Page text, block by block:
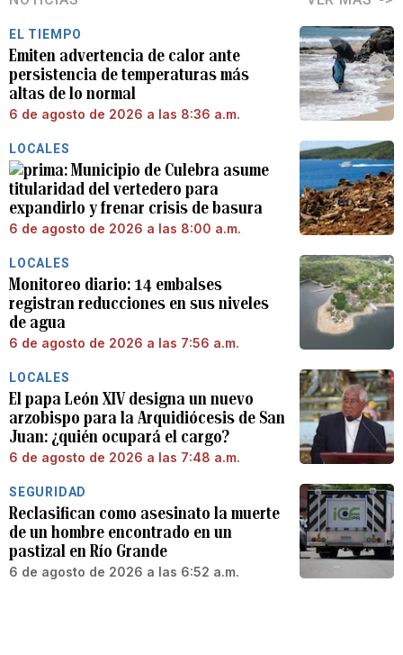
EL TIEMPO
Emiten advertencia de calor ante
persistencia de temperaturas más
altas de lo normal
6 de agosto de 2026 a las 8:36 a.m.
LOCALES
Municipio de Culebra asume
titularidad del vertedero para
expandirlo y frenar crisis de basura
6 de agosto de 2026 a las 8:00 a.m.
LOCALES
Monitoreo diario: 14 embalses
registran reducciones en sus niveles
de agua
6 de agosto de 2026 a las 7:56 a.m.
LOCALES
El papa León XIV designa un nuevo
arzobispo para la Arquidiócesis de San
Juan: ¿quién ocupará el cargo?
6 de agosto de 2026 a las 7:48 a.m.
SEGURIDAD
Reclasifican como asesinato la muerte
de un hombre encontrado en un
pastizal en Río Grande
6 de agosto de 2026 a las 6:52 a.m.